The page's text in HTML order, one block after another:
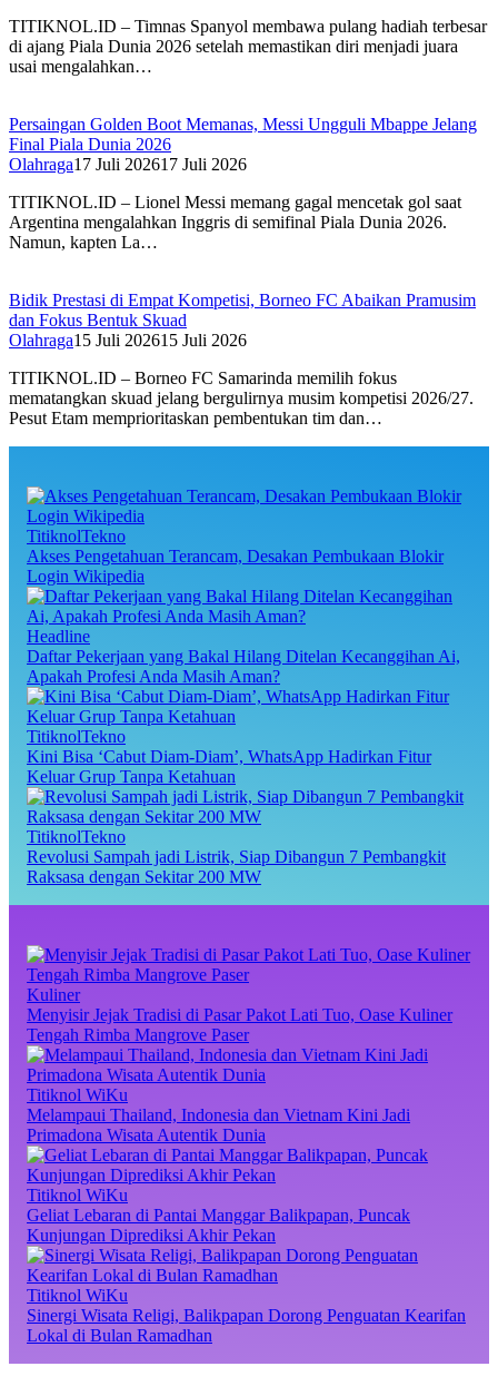
TITIKNOL.ID – Timnas Spanyol membawa pulang hadiah terbesar
di ajang Piala Dunia 2026 setelah memastikan diri menjadi juara
usai mengalahkan…
Persaingan Golden Boot Memanas, Messi Ungguli Mbappe Jelang
Final Piala Dunia 2026‎
Olahraga17 Juli 202617 Juli 2026
TITIKNOL.ID – Lionel Messi memang gagal mencetak gol saat
Argentina mengalahkan Inggris di semifinal Piala Dunia 2026.
Namun, kapten La…
Bidik Prestasi di Empat Kompetisi, Borneo FC Abaikan Pramusim
dan Fokus Bentuk Skuad
Olahraga15 Juli 202615 Juli 2026
TITIKNOL.ID – Borneo FC Samarinda memilih fokus
mematangkan skuad jelang bergulirnya musim kompetisi 2026/27.
Pesut Etam memprioritaskan pembentukan tim dan…
TitiknolTekno
Akses Pengetahuan Terancam, Desakan Pembukaan Blokir
Login Wikipedia
Headline
Daftar Pekerjaan yang Bakal Hilang Ditelan Kecanggihan Ai,
Apakah Profesi Anda Masih Aman?
TitiknolTekno
Kini Bisa ‘Cabut Diam-Diam’, WhatsApp Hadirkan Fitur
Keluar Grup Tanpa Ketahuan
TitiknolTekno
Revolusi Sampah jadi Listrik, Siap Dibangun 7 Pembangkit
Raksasa dengan Sekitar 200 MW
Kuliner
Menyisir Jejak Tradisi di Pasar Pakot Lati Tuo, Oase Kuliner
Tengah Rimba Mangrove Paser
Titiknol WiKu
Melampaui Thailand, Indonesia dan Vietnam Kini Jadi
Primadona Wisata Autentik Dunia
Titiknol WiKu
Geliat Lebaran di Pantai Manggar Balikpapan, Puncak
Kunjungan Diprediksi Akhir Pekan
Titiknol WiKu
Sinergi Wisata Religi, Balikpapan Dorong Penguatan Kearifan
Lokal di Bulan Ramadhan